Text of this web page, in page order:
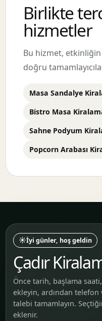
Birlikte
hizmetler
Bu hizmet,
doğru
Masa Sandalye
Bistro Masa
Sahne Podyum
Popcorn Arabası
☀️İyi günler, hoş geldin
Çadır
Önce tarih, başlama
ekleyin, ardından
talebi tamamlayın.
eklenir.